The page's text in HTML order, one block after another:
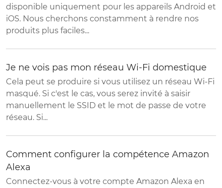
disponible uniquement pour les appareils Android et
iOS. Nous cherchons constamment à rendre nos
produits plus faciles...
Je ne vois pas mon réseau Wi-Fi domestique
Cela peut se produire si vous utilisez un réseau Wi-Fi
masqué. Si c'est le cas, vous serez invité à saisir
manuellement le SSID et le mot de passe de votre
réseau. Si...
Comment configurer la compétence Amazon
Alexa
Connectez-vous à votre compte Amazon Alexa en